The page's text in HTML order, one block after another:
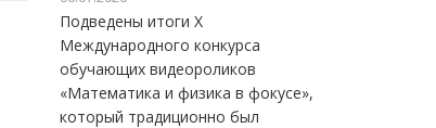
Подведены итоги X
Международного конкурса
обучающих видеороликов
«Математика и физика в фокусе»,
который традиционно был